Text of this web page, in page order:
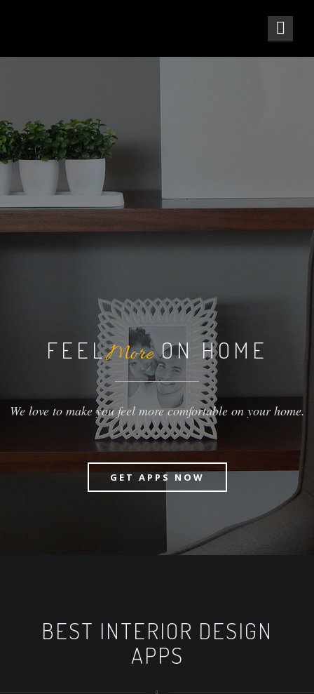
FEELMoreON HOME
We love to make you feel more comfortable on your home.
GET APPS NOW
BEST INTERIOR DESIGN
APPS